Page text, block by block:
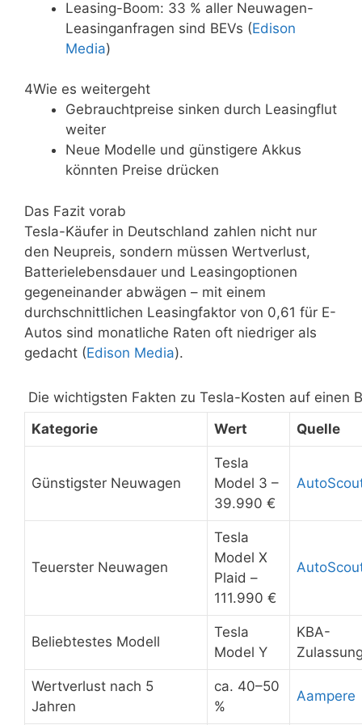
Leasing-Boom: 33 % aller Neuwagen-
Leasinganfragen sind BEVs (Edison
Media)
4Wie es weitergeht
Gebrauchtpreise sinken durch Leasingflut
weiter
Neue Modelle und günstigere Akkus
könnten Preise drücken
Das Fazit vorab
Tesla-Käufer in Deutschland zahlen nicht nur
den Neupreis, sondern müssen Wertverlust,
Batterielebensdauer und Leasingoptionen
gegeneinander abwägen – mit einem
durchschnittlichen Leasingfaktor von 0,61 für E-
Autos sind monatliche Raten oft niedriger als
gedacht (Edison Media).
Die wichtigsten Fakten zu Tesla-Kosten auf einen
Kategorie
Wert Quelle
Günstigster Neuwagen
Tesla
Model 3 –
39.990 €
Teuerster Neuwagen
Tesla
Model X
Plaid –
111.990 €
Beliebtestes Modell
Tesla
Model Y
KBA-
Wertverlust nach 5
Jahren
ca. 40–50
%
Aampere